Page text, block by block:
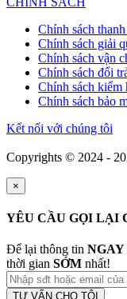
Chính sách
Chính sách giải
Chính sách vận
Chính sách đổi
Chính sách kiểm
Chính sách bảo
Kết nối với chúng tôi
Copyrights © 2024 -
×
YÊU CẦU GỌI LẠI
Để lại thông tin NGAY
thời gian SỚM nhất!
TƯ VẤN CHO TÔI